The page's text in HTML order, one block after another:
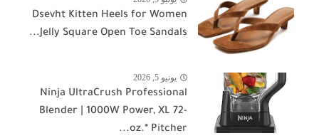
Dsevht Kitten Heels for Women
Jelly Square Open Toe Sandals...
يونيو 5, 2026
Ninja UltraCrush Professional
Blender | 1000W Power, XL 72-
oz.* Pitcher...